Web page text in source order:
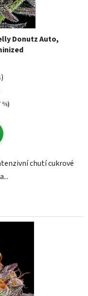
Donutz Auto,
%)
chutí cukrové